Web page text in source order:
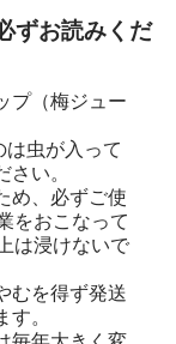
ずお読みくだ
プ（梅ジュー
は虫が入って
い。
め、必ずご使
をおこなって
は浸けないで
むを得ず発送
。